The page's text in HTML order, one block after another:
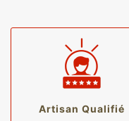
Artisan Qualifié